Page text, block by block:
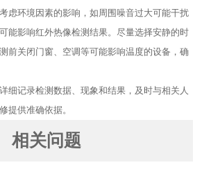
虑环境因素的影响，如周围噪音过大可能干扰
能影响红外热像检测结果。尽量选择安静的时
前关闭门窗、空调等可能影响温度的设备，确
细记录检测数据、现象和结果，及时与相关人
提供准确依据。
相关问题